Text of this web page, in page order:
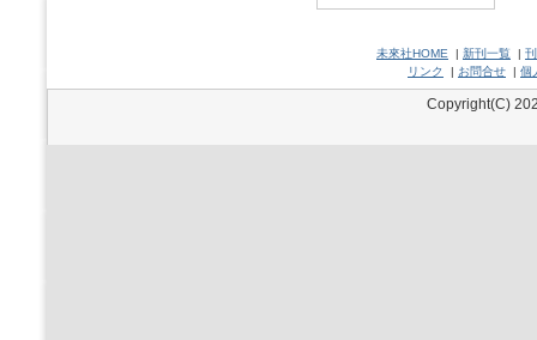
未來社HOME | 新刊一覧 |
リンク
| お問合せ | 個
Copyright(C)